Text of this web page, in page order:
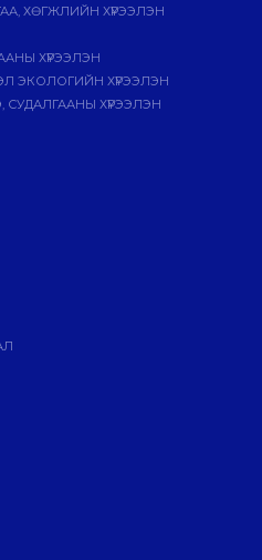
ХӨГЖЛИЙН ХҮРЭЭЛЭН
ХҮРЭЭЛЭН
ЭКОЛОГИЙН ХҮРЭЭЛЭН
ХҮРЭЭЛЭН